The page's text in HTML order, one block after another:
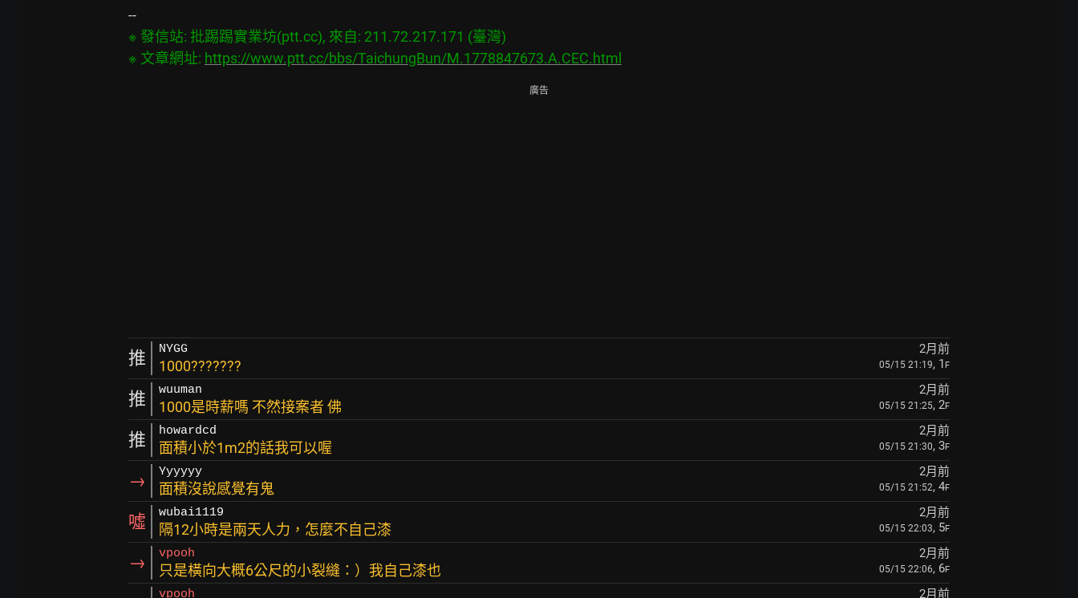
※ 發信站: 批踢踢實業坊(ptt.cc), 來自: 211.72.217.171 (臺灣)
※ 文章網址: https://www.ptt.cc/bbs/TaichungBun/M.1778847673.A.CEC.html
廣告
推 NYGG 2月前
1000??????? 05/15 21:19, 1 F
推 wuuman 2月前
1000是時薪嗎 不然接案者 佛 05/15 21:25, 2F
推 howardcd 2月前
面積小於1m2的話我可以喔 05/15 21:30, 3F
→ Yyyyyy 2月前
面積沒說感覺有鬼 05/15 21:52, 4F
噓 wubai1119 2月前
隔12小時是兩天人力，怎麼不自己漆 05/15 22:03, 5F
→ vpooh 2月前
只是橫向大概6公尺的小裂縫：）我自己漆也 05/15 22:06, 6F
vpooh 2月前